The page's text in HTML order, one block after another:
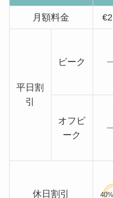
月額料金
平日割
引
ピーク
オフピ
ーク
休日割引